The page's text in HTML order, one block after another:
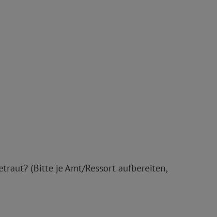
(Bitte je Amt/Ressort aufbereiten,